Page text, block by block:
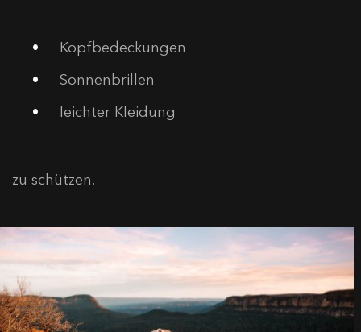
Kopfbedeckungen
Sonnenbrillen
leichter Kleidung
zu schützen.